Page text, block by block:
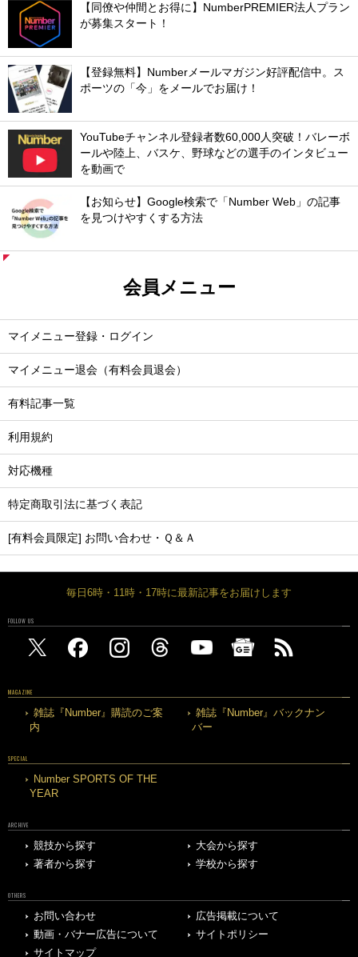
【同僚や仲間とお得に】NumberPREMIER法人プラン
が募集スタート！
【登録無料】Numberメールマガジン好評配信中。ス
ポーツの「今」をメールでお届け！
YouTubeチャンネル登録者数60,000人突破！バレーボ
ールや陸上、バスケ、野球などの選手のインタビュー
を動画で
【お知らせ】Google検索で「Number Web」の記事
を見つけやすくする方法
会員メニュー
マイメニュー登録・ログイン
マイメニュー退会（有料会員退会）
有料記事一覧
利用規約
対応機種
特定商取引法に基づく表記
[有料会員限定] お問い合わせ・Ｑ＆Ａ
毎日6時・11時・17時に最新記事をお届けします
FOLLOW US
MAGAZINE
雑誌『Number』購読のご案
内
雑誌『Number』バックナン
バー
SPECIAL
Number SPORTS OF THE
YEAR
ARCHIVE
競技から探す
大会から探す
著者から探す
学校から探す
OTHERS
お問い合わせ
広告掲載について
動画・バナー広告について
サイトポリシー
サイトマップ